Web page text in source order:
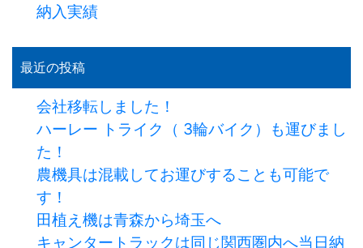
納入実績
最近の投稿
会社移転しました！
ハーレー トライク（ 3輪バイク）も運びまし
た！
農機具は混載してお運びすることも可能で
す！
田植え機は青森から埼玉へ
キャンタートラックは同じ関西圏内へ当日納